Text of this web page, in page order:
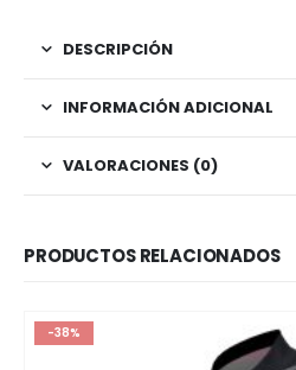
DESCRIPCIÓN
INFORMACIÓN ADICIONAL
VALORACIONES (0)
PRODUCTOS RELACIONADOS
-38%